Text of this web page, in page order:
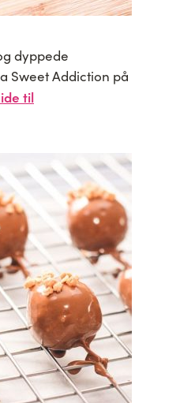
dyppede
Sweet Addiction på
til